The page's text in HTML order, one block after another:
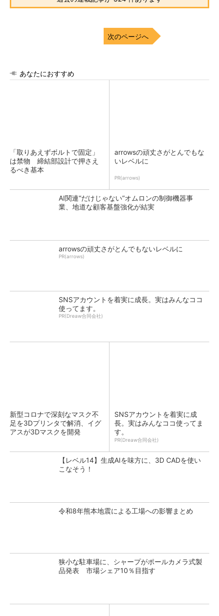
次のページへ
あなたにおすすめ
「取りあえずボルトで固定」
は禁物 締結部設計で押さえ
るべき基本
arrowsの頑丈さがとんでもな
いレベルに
PR(arrows)
AI関連“だけじゃない”オムロンの制御機器事
業、地道な顧客基盤強化が結実
arrowsの頑丈さがとんでもないレベルに
PR(arrows)
SNSアカウントを着実に成長。実はみんなココ
使ってます。
PR(Dreaw合同会社)
新型コロナで深刻なマスク不
足を3Dプリンタで解消、イグ
アスが3Dマスクを開発
SNSアカウントを着実に成
長。実はみんなココ使ってま
す。
PR(Dreaw合同会社)
【レベル14】生成AIを味方に、3D CADを使い
こなそう！
令和8年熊本地震による工場への影響まとめ
狭小な駐車場に、シャープがポールカメラ式製
品発表 市場シェア10％目指す